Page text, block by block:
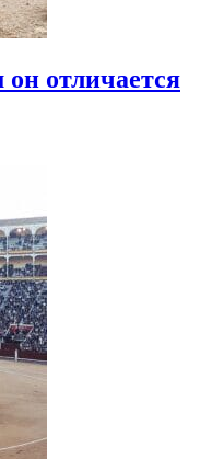
отличается